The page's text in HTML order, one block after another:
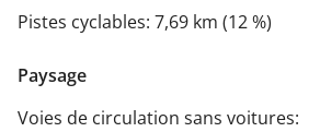
Pistes cyclables: 7,69 km (12 %)
Paysage
Voies de circulation sans voitures: